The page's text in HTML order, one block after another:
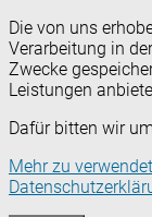
Die von uns
Verarbeitung in
Zwecke
Leistungen
Dafür bitten wir
Mehr zu